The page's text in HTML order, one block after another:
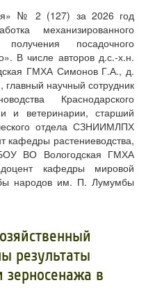
№ 2 (127) за 2026 год
механизированного
получения посадочного
В числе авторов д.с.-х.н.
ГМХА Симонов Г.А., д.
научный сотрудник
Краснодарского
и ветеринарии, старший
отдела СЗНИИМЛПХ
кафедры растениеводства,
ВО Вологодская ГМХА
кафедры мировой
народов им. П. Лумумбы
результаты
зерносенажа в